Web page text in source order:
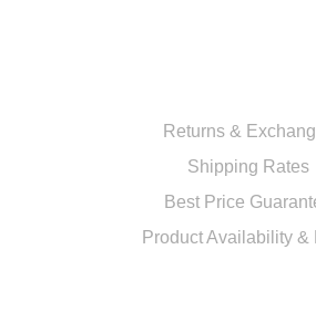
Returns &
Shipping Rates
Best Price
Product Availability &